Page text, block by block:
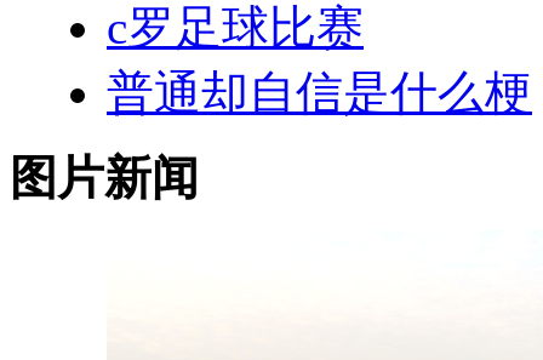
c罗足球比赛
普通却自信是什么梗
图片新闻